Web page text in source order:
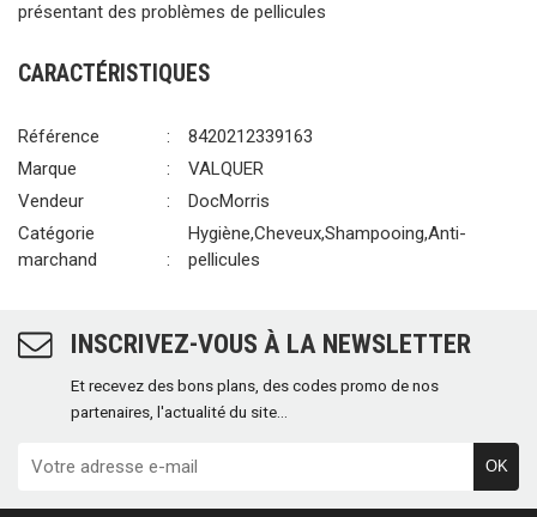
présentant des problèmes de pellicules
CARACTÉRISTIQUES
Référence
8420212339163
Marque
VALQUER
Vendeur
DocMorris
Catégorie
marchand
Hygiène,Cheveux,Shampooing,Anti-
pellicules
INSCRIVEZ-VOUS À LA NEWSLETTER
Et recevez des bons plans, des codes promo de nos
partenaires, l'actualité du site...
OK